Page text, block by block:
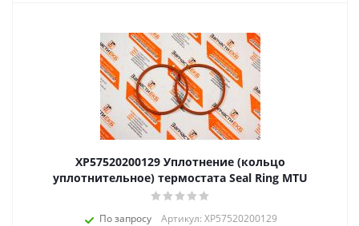
XP57520200129 Уплотнение (кольцо
уплотнительное) термостата Seal Ring MTU
По запросу Артикул: XP57520200129